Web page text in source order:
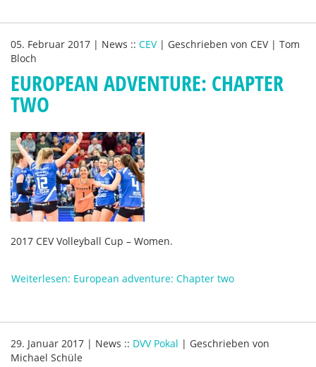
05. Februar 2017 | News :: CEV | Geschrieben von CEV | Tom
Bloch
EUROPEAN ADVENTURE: CHAPTER
TWO
2017 CEV Volleyball Cup – Women.
Weiterlesen: European adventure: Chapter two
29. Januar 2017 | News :: DVV Pokal | Geschrieben von
Michael Schüle